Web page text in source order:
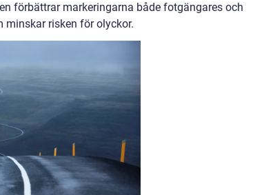
förbättrar markeringarna både fotgängares och
minskar risken för olyckor.